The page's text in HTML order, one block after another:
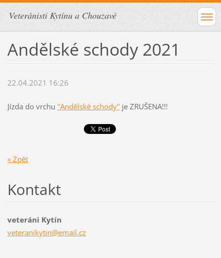
Veteránisti Kytínu a Chouzavé
Andělské schody 2021
22.04.2021 16:26
Jízda do vrchu "Andělské schody" je ZRUŠENA!!!
« Zpět
Kontakt
veteráni Kytín
veteranikytin@email.cz